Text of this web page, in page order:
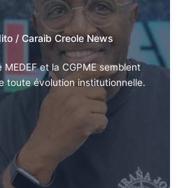
et bonnet-
en
?
/Caraib Creole
et la CGPME semblent
toute évolution